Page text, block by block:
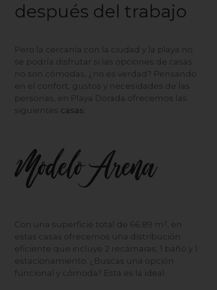
después del trabajo
Pero la cercanía con la ciudad y la playa no
se podría disfrutar si las opciones de casas
no son cómodas, ¿no es verdad? Pensando
en el confort, gustos y necesidades de las
personas, en Playa Dorada ofrecemos las
siguientes casas
Modelo Arena
Con una superficie total de 66.89 m², en
estas casas ofrecemos una distribución
eficiente que incluye 2 recámaras, 1 baño y 1
estacionamiento. ¿Buscas una opción
funcional y cómoda? Esta es la ideal.